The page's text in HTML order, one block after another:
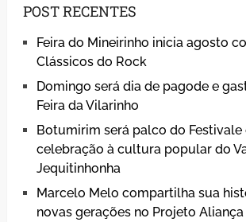
POST RECENTES
Feira do Mineirinho inicia agosto
Clássicos do Rock
Domingo será dia de pagode e
Feira da Vilarinho
Botumirim será palco do Festivale
celebração à cultura popular do
Jequitinhonha
Marcelo Melo compartilha sua
novas gerações no Projeto